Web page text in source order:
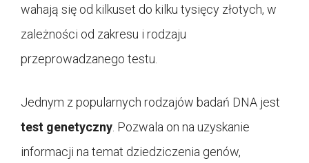
wahają się od kilkuset do kilku tysięcy złotych, w
zależności od zakresu i rodzaju
przeprowadzanego testu.
Jednym z popularnych rodzajów badań DNA jest
test genetyczny . Pozwala on na uzyskanie
informacji na temat dziedziczenia genów,